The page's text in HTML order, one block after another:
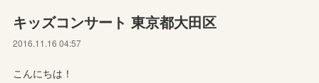
キッズコンサート 東京都大田区
2016.11.16 04:57
こんにちは！